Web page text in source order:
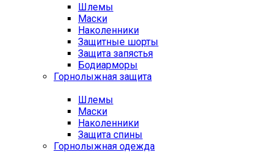
Шлемы
Маски
Наколенники
Защитные шорты
Защита запястья
Бодиарморы
Горнолыжная защита
Шлемы
Маски
Наколенники
Защита спины
Горнолыжная одежда